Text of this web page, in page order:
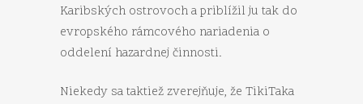
Karibských ostrovoch a priblížil ju tak do
evropského rámcového nariadenia o
oddelení hazardnej činnosti.
Niekedy sa taktiež zverejňuje, že TikiTaka